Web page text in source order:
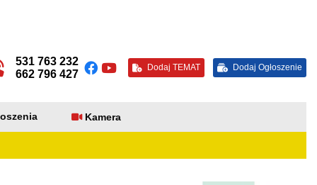
531 763 232
662 796 427
Dodaj TEMAT Dodaj Ogłoszenie
Kamera